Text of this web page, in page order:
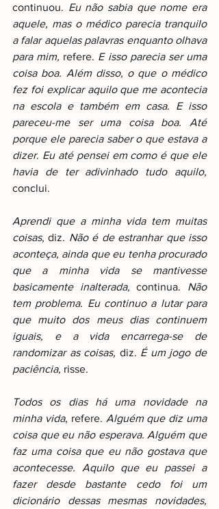
continuou. Eu não sabia que nome era
aquele, mas o médico parecia tranquilo
a falar aquelas palavras enquanto olhava
para mim, refere. E isso parecia ser uma
coisa boa. Além disso, o que o médico
fez foi explicar aquilo que me acontecia
na escola e também em casa. E isso
pareceu-me ser uma coisa boa. Até
porque ele parecia saber o que estava a
dizer. Eu até pensei em como é que ele
havia de ter adivinhado tudo aquilo,
conclui.
Aprendi que a minha vida tem muitas
coisas, diz. Não é de estranhar que isso
aconteça, ainda que eu tenha procurado
que a minha vida se mantivesse
basicamente inalterada, continua. Não
tem problema. Eu continuo a lutar para
que muito dos meus dias continuem
iguais, e a vida encarrega-se de
randomizar as coisas, diz. É um jogo de
paciência, risse.
Todos os dias há uma novidade na
minha vida, refere. Alguém que diz uma
coisa que eu não esperava. Alguém que
faz uma coisa que eu não gostava que
acontecesse. Aquilo que eu passei a
fazer desde bastante cedo foi um